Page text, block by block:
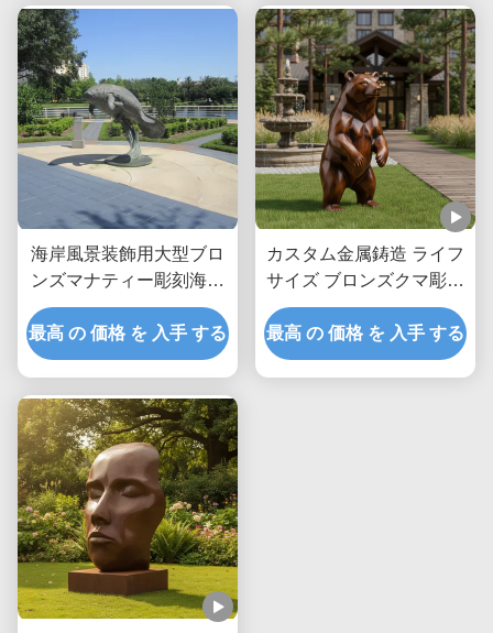
海岸風景装飾用大型ブロ
ンズマナティー彫刻海洋
動物屋外ガーデンアート
像
最高 の 価格 を 入手 する
カスタム金属鋳造 ライフ
サイズ ブロンズクマ彫刻
屋外庭園彫像 ヴィラパー
クのリアルな動物アート
景観装飾
最高 の 価格 を 入手 する